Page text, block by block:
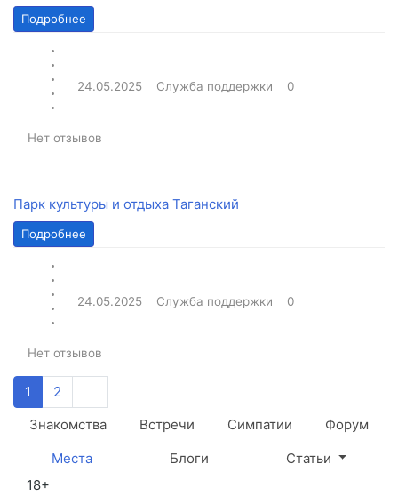
Подробнее
24.05.2025 Служба поддержки 0
Нет отзывов
Парк культуры и отдыха Таганский
Подробнее
24.05.2025 Служба поддержки 0
Нет отзывов
1
2
Знакомства
Встречи Симпатии
Форум
Места
Блоги
Статьи
18+